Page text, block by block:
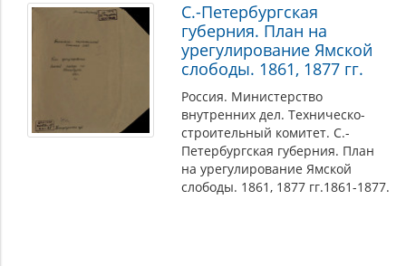
С.-Петербургская
губерния. План на
урегулирование Ямской
слободы. 1861, 1877 гг.
Россия. Министерство
внутренних дел. Техническо-
строительный комитет. С.-
Петербургская губерния. План
на урегулирование Ямской
слободы. 1861, 1877 гг.1861-1877.